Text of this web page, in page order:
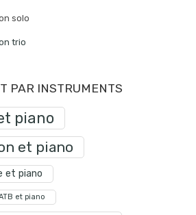
solo
trio
PAR INSTRUMENTS
piano
et piano
et piano
et piano